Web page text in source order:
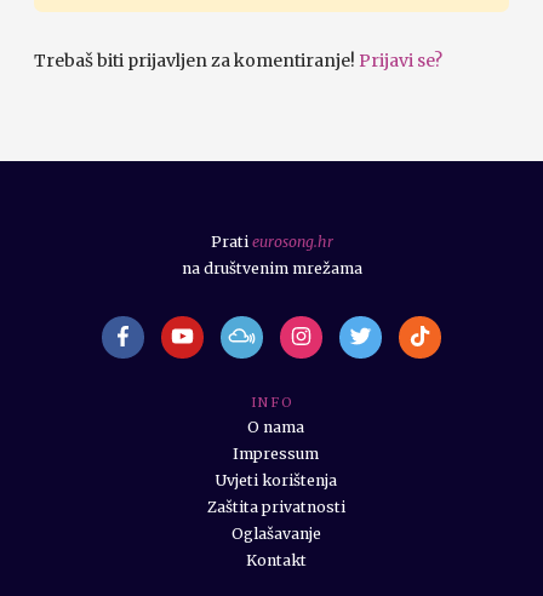
Trebaš biti prijavljen za komentiranje! Prijavi se?
I N F O
O nama
Impressum
Uvjeti korištenja
Zaštita privatnosti
Oglašavanje
Kontakt
Prati eurosong.hr
na društvenim mrežama